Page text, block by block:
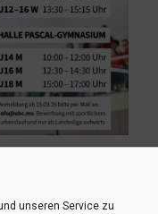
unseren Service zu